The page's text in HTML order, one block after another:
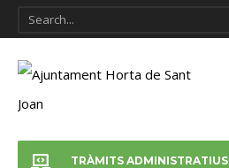
TRÀMITS ADMINISTRATIUS